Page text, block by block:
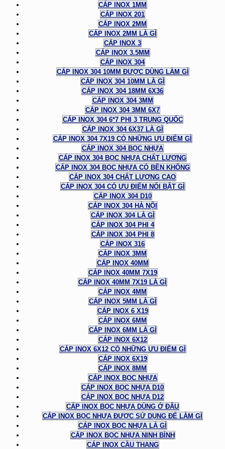
CÁP INOX 1MM
CÁP INOX 201
CÁP INOX 2MM
CÁP INOX 2MM LÀ GÌ
CÁP INOX 3
CÁP INOX 3.5MM
CÁP INOX 304
CÁP INOX 304 10MM ĐƯỢC DÙNG LÀM GÌ
CÁP INOX 304 10MM LÀ GÌ
CÁP INOX 304 18MM 6X36
CÁP INOX 304 3MM
CÁP INOX 304 3MM 6X7
CÁP INOX 304 6*7 PHI 3 TRUNG QUỐC
CÁP INOX 304 6X37 LÀ GÌ
CÁP INOX 304 7X19 CÓ NHỮNG ƯU ĐIỂM GÌ
CÁP INOX 304 BỌC NHỰA
CÁP INOX 304 BỌC NHỰA CHẤT LƯỢNG
CÁP INOX 304 BỌC NHỰA CÓ BỀN KHÔNG
CÁP INOX 304 CHẤT LƯỢNG CAO
CÁP INOX 304 CÓ ƯU ĐIỂM NỔI BẬT GÌ
CÁP INOX 304 D10
CÁP INOX 304 HÀ NỘI
CÁP INOX 304 LÀ GÌ
CÁP INOX 304 PHI 4
CÁP INOX 304 PHI 8
CÁP INOX 316
CÁP INOX 3MM
CÁP INOX 40MM
CÁP INOX 40MM 7X19
CÁP INOX 40MM 7X19 LÀ GÌ
CÁP INOX 4MM
CÁP INOX 5MM LÀ GÌ
CÁP INOX 6 X19
CÁP INOX 6MM
CÁP INOX 6MM LÀ GÌ
CÁP INOX 6X12
CÁP INOX 6X12 CÓ NHỮNG ƯU ĐIỂM GÌ
CÁP INOX 6X19
CÁP INOX 8MM
CÁP INOX BỌC NHỰA
CÁP INOX BỌC NHỰA D10
CÁP INOX BỌC NHỰA D12
CÁP INOX BỌC NHỰA DÙNG Ở ĐÂU
CÁP INOX BỌC NHỰA ĐƯỢC SỬ DỤNG ĐỂ LÀM GÌ
CÁP INOX BỌC NHỰA LÀ GÌ
CÁP INOX BỌC NHỰA NINH BÌNH
CÁP INOX CẦU THANG